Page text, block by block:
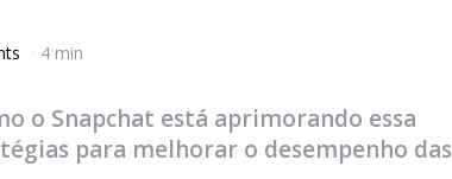
4 min
o Snapchat está aprimorando essa
para melhorar o desempenho das